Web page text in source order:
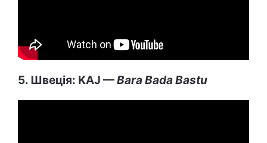
5. Швеція: KAJ —Bara Bada Bastu